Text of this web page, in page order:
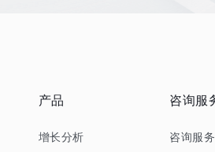
产品
增长分析
咨询服
咨询服务